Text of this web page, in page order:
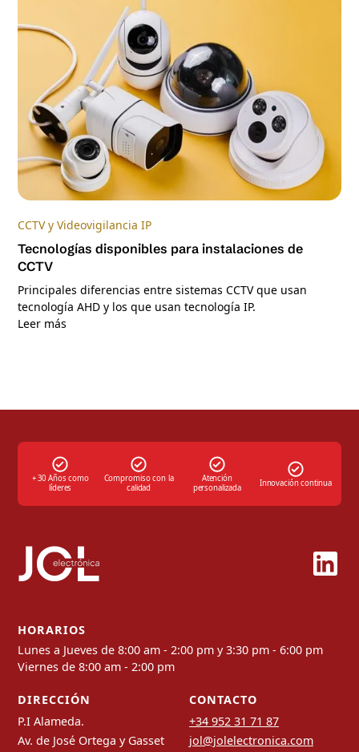
CCTV y Videovigilancia IP
Tecnologías disponibles para instalaciones de
CCTV
Principales diferencias entre sistemas CCTV que usan
tecnología AHD y los que usan tecnología IP.
Leer más
+ 30 Años como
líderes
Compromiso con la
calidad
Atención
personalizada
Innovación continua
HORARIOS
Lunes a Jueves de 8:00 am - 2:00 pm y 3:30 pm - 6:00 pm
Viernes de 8:00 am - 2:00 pm
DIRECCIÓN
P.I Alameda.
Av. de José Ortega y Gasset
CONTACTO
+34 952 31 71 87
jol@jolelectronica.com